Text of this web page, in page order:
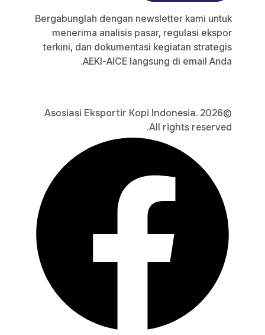
Bergabunglah dengan newsletter kami untuk
menerima analisis pasar, regulasi ekspor
terkini, dan dokumentasi kegiatan strategis
AEKI-AICE langsung di email Anda.
©2026 Asosiasi Eksportir Kopi Indonesia.
All rights reserved.